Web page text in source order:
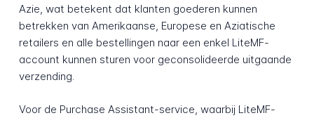
Azie, wat betekent dat klanten goederen kunnen
betrekken van Amerikaanse, Europese en Aziatische
retailers en alle bestellingen naar een enkel LiteMF-
account kunnen sturen voor geconsolideerde uitgaande
verzending.
Voor de Purchase Assistant-service, waarbij LiteMF-